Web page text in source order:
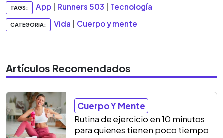
TAGS: App Runners 503 Tecnología
CATEGORIA: Vida Cuerpo y mente
Artículos Recomendados
Cuerpo Y Mente
Rutina de ejercicio en 10 minutos
para quienes tienen poco tiempo